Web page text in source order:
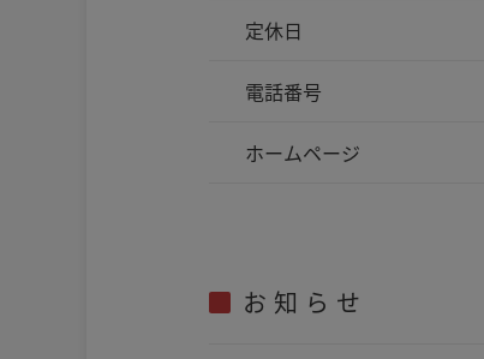
定休日
電話番号
ホームページ
お知らせ